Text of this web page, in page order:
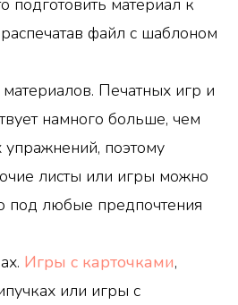
файл с шаблоном
материалов. Печатных игр и
намного больше, чем
упражнений, поэтому
листы или игры можно
под любые предпочтения
Игры с карточками,
или игры с